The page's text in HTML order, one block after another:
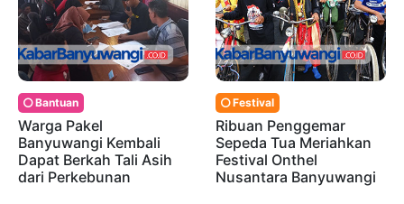
Bantuan
Warga Pakel
Banyuwangi Kembali
Dapat Berkah Tali Asih
dari Perkebunan
Festival
Ribuan Penggemar
Sepeda Tua Meriahkan
Festival Onthel
Nusantara Banyuwangi